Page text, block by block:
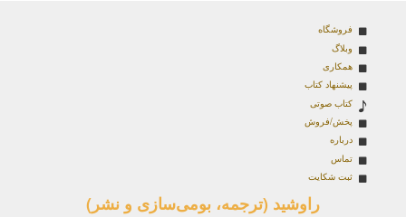
فروشگاه
وبلاگ
همکاری
پیشنهاد کتاب
کتاب صوتی
پخش/فروش
درباره
تماس
ثبت شکایت
راوشید (ترجمه، بومی‌سازی و نشر)